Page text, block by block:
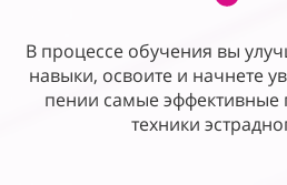
В процессе обучения вы
навыки, освоите и начнете
пении самые
техники